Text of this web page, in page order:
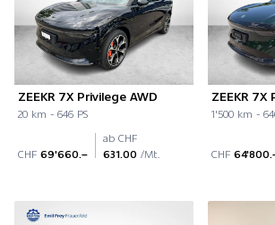
ZEEKR 7X Privilege AWD
20 km - 646 PS
CHF 69'660.–
ab CHF
631.00 /Mt.
ZEEKR 7X
1'500 km -
CHF